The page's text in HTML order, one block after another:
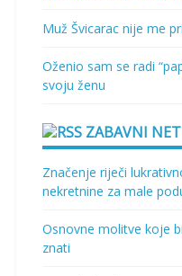
Muž Švicarac nije me
Oženio sam se radi
svoju ženu
ZABAVNI NET
Značenje riječi
nekretnine za male
Osnovne molitve koje
znati